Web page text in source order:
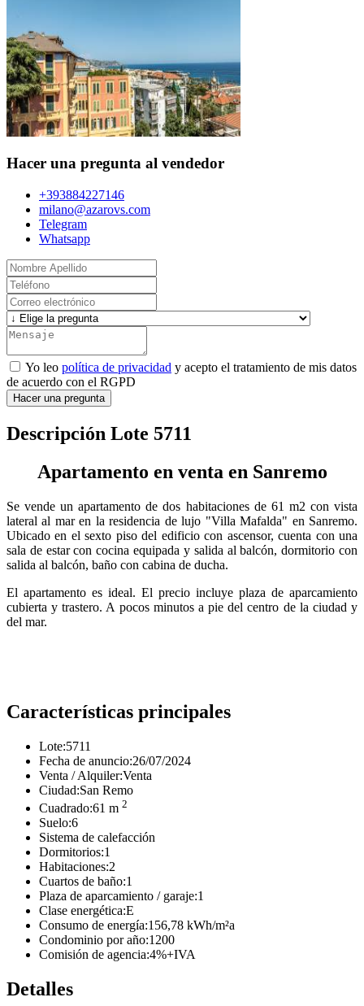
Hacer una pregunta al vendedor
+393884227146
milano@azarovs.com
Telegram
Whatsapp
Yo leo política de privacidad y acepto el tratamiento de mis datos
de acuerdo con el RGPD
Hacer una pregunta
Descripción Lote 5711
Apartamento en venta en Sanremo
Se vende un apartamento de dos habitaciones de 61 m2 con vista
lateral al mar en la residencia de lujo "Villa Mafalda" en Sanremo.
Ubicado en el sexto piso del edificio con ascensor, cuenta con una
sala de estar con cocina equipada y salida al balcón, dormitorio con
salida al balcón, baño con cabina de ducha.
El apartamento es ideal. El precio incluye plaza de aparcamiento
cubierta y trastero. A pocos minutos a pie del centro de la ciudad y
del mar.
Características principales
Lote:5711
Fecha de anuncio:26/07/2024
Venta / Alquiler:Venta
Ciudad:San Remo
Cuadrado:61 m 2
Suelo:6
Sistema de calefacción
Dormitorios:1
Habitaciones:2
Cuartos de baño:1
Plaza de aparcamiento / garaje:1
Clase energética:E
Consumo de energía:156,78 kWh/m²a
Condominio por año:1200
Comisión de agencia:4%+IVA
Detalles